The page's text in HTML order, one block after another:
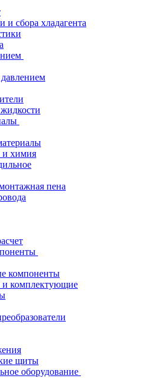
и сбора хладагента
и химия
пена
компоненты
и комплектующие
щиты
оборудование